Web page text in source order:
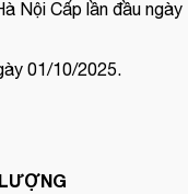
Nội Cấp lần đầu ngày
01/10/2025.